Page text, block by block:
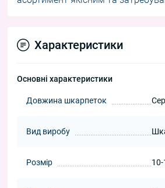
Характеристики
Основні характеристики
Довжина шкарпеток
Вид виробу
Розмір 10-